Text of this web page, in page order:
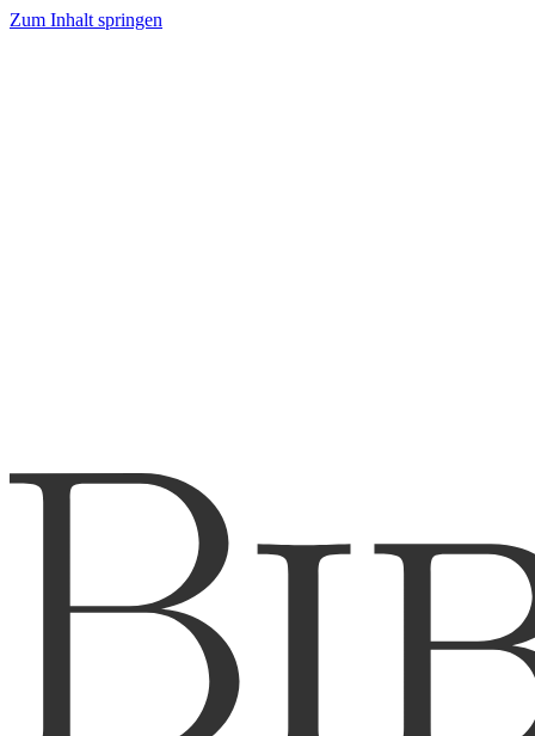
Zum Inhalt springen